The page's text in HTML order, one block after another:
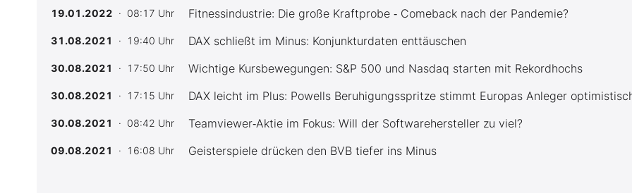
19.01.2022 · 08:17 Uhr Fitnessindustrie: Die große Kraftprobe ‑ Comeback nach der Pandemie?
31.08.2021 · 19:40 Uhr DAX schließt im Minus: Konjunkturdaten enttäuschen
30.08.2021 · 17:50 Uhr Wichtige Kursbewegungen: S&P 500 und Nasdaq starten mit Rekordhochs
30.08.2021 · 17:15 Uhr DAX leicht im Plus: Powells Beruhigungsspritze stimmt Europas Anleger
30.08.2021 · 08:42 Uhr Teamviewer‑Aktie im Fokus: Will der Softwarehersteller zu viel?
09.08.2021 · 16:08 Uhr Geisterspiele drücken den BVB tiefer ins Minus